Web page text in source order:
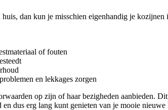
dan kun je misschien eigenhandig je
of fouten
en lekkages zorgen
op zijn of haar bezigheden aanbieden.
dus erg lang kunt genieten van je mooie nieuwe